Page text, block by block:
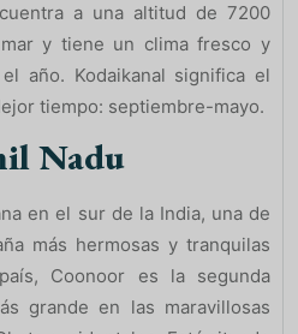
a una altitud de 7200
y tiene un clima fresco y
año. Kodaikanal significa el
tiempo: septiembre-mayo.
Nadu
en el sur de la India, una de
más hermosas y tranquilas
Coonoor es la segunda
grande en las maravillosas